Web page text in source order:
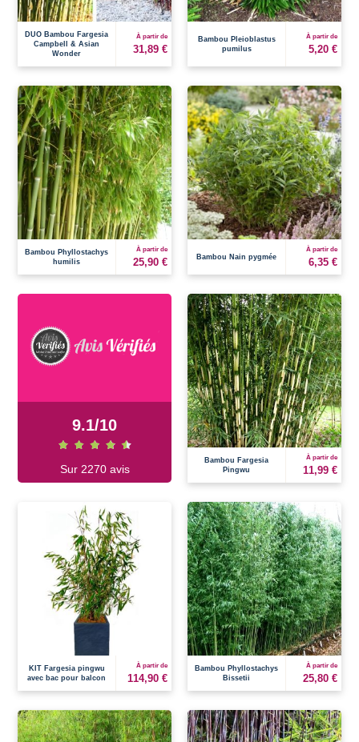
DUO Bambou Fargesia
Campbell & Asian
Wonder
À partir de
31,89 €
Bambou Pleioblastus
pumilus
À partir de
5,20 €
Bambou Phyllostachys
humilis
À partir de
25,90 € Bambou Nain pygmée
À partir de
6,35 €
9.1/10
Sur 2270 avis
Bambou Fargesia
Pingwu
À partir de
11,99 €
KIT Fargesia pingwu
avec bac pour balcon
À partir de
114,90 €
Bambou Phyllostachys
Bissetii
À partir de
25,80 €